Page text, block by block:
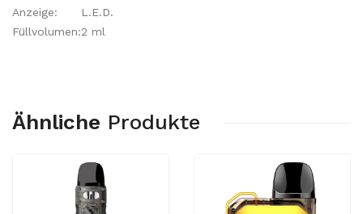
Anzeige:
L.E.D.
Füllvolumen:2 ml
Ähnliche Produkte